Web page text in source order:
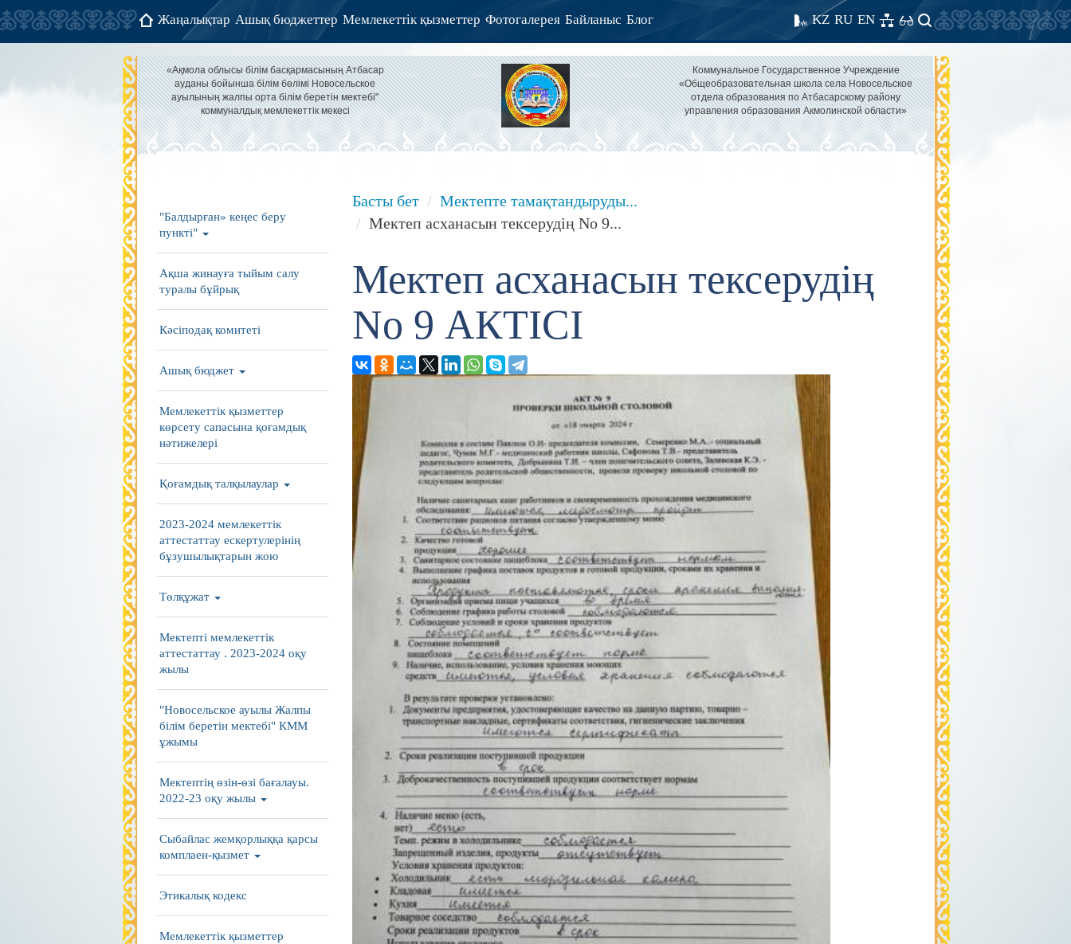
Жаңалықтар Ашық бюджеттер Мемлекеттік қызметтер Фотогалерея Байланыс Блог EN
RU
KZ
«Ақмола облысы білім басқармасының Атбасар
ауданы бойынша білім бөлімі Новосельское
ауылының жалпы орта білім беретін мектебі"
коммуналдық мемлекеттік мекесі
Коммунальное Государственное Учреждение
«Общеобразовательная школа села Новосельское
отдела образования по Атбасарскому району
управления образования Акмолинской области»
"Балдырған» кеңес беру
пункті"
Ақша жинауға тыйым салу
туралы бұйрық
Кәсіподақ комитеті
Ашық бюджет
Мемлекеттік қызметтер
көрсету сапасына қоғамдық
нәтижелері
Қоғамдық талқылаулар
2023-2024 мемлекеттік
аттестаттау ескертулерінің
бұзушылықтарын жою
Төлқұжат
Мектепті мемлекеттік
аттестаттау . 2023-2024 оқу
жылы
"Новосельское ауылы Жалпы
білім беретін мектебі" КММ
ұжымы
Мектептің өзін-өзі бағалауы.
2022-23 оқу жылы
Сыбайлас жемқорлыққа қарсы
комплаен-қызмет
Этикалық кодекс
Мемлекеттік қызметтер
Басты бет
Мектепте тамақтандыруды...
Мектеп асханасын тексерудің No 9...
Мектеп асханасын тексерудің
No 9 АКТІСІ